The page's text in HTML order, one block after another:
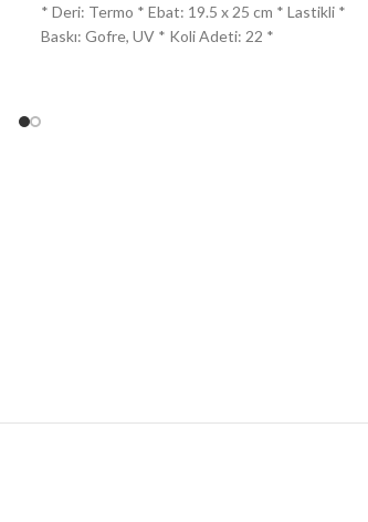
* Deri: Termo * Ebat: 19.5 x 25 cm * Lastikli *
Baskı: Gofre, UV * Koli Adeti: 22 *